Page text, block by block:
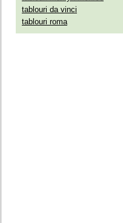
tablouri da vinci
tablouri roma